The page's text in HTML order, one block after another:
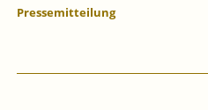
Pressemitteilung